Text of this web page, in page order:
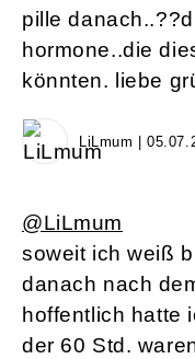
pille
hormone..die
könnten. liebe
LiLmum |
@LiLmum
soweit ich weiß
danach nach
hoffentlich hatte
der 60 Std.